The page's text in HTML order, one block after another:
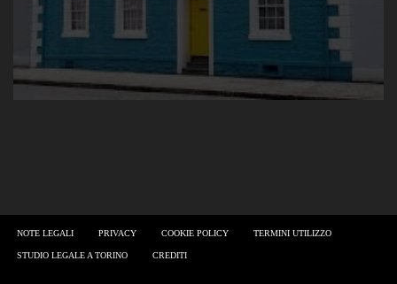
NOTE LEGALI PRIVACY COOKIE POLICY TERMINI UTILIZZO
STUDIO LEGALE A TORINO CREDITI